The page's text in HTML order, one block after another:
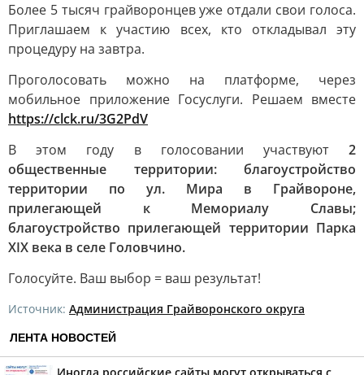
Более 5 тысяч грайворонцев уже отдали свои голоса.
Приглашаем к участию всех, кто откладывал эту
процедуру на завтра.
Проголосовать можно на платформе, через
мобильное приложение Госуслуги. Решаем вместе
https://clck.ru/3G2PdV
В этом году в голосовании участвуют 2
общественные территории: благоустройство
территории по ул. Мира в Грайвороне,
прилегающей к Мемориалу Славы;
благоустройство прилегающей территории Парка
XIX века в селе Головчино.
Голосуйте. Ваш выбор = ваш результат!
Источник: Администрация Грайворонского округа
ЛЕНТА НОВОСТЕЙ